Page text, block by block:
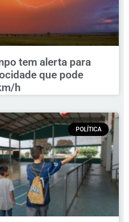
tem alerta para
que pode
h
POLÍTICA